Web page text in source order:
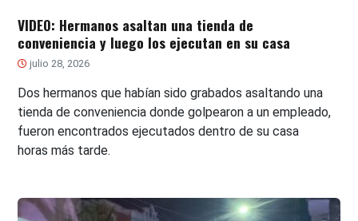
VIDEO: Hermanos asaltan una tienda de
conveniencia y luego los ejecutan en su casa
julio 28, 2026
Dos hermanos que habían sido grabados asaltando una
tienda de conveniencia donde golpearon a un empleado,
fueron encontrados ejecutados dentro de su casa
horas más tarde.